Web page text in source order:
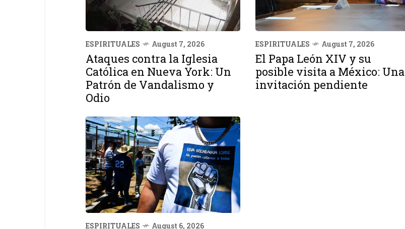
ESPIRITUALES August 7, 2026
Ataques contra la Iglesia
Católica en Nueva York: Un
Patrón de Vandalismo y
Odio
ESPIRITUALES August 7, 2026
El Papa León XIV y su
posible visita a México: Una
invitación pendiente
ESPIRITUALES August 6, 2026